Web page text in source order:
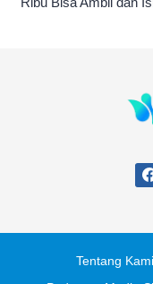
Tentang Kami